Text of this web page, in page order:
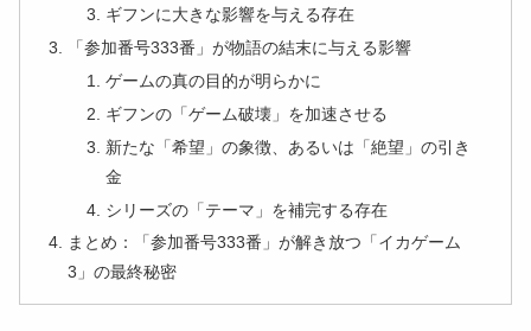
ギフンに大きな影響を与える存在
「参加番号333番」が物語の結末に与える影響
ゲームの真の目的が明らかに
ギフンの「ゲーム破壊」を加速させる
新たな「希望」の象徴、あるいは「絶望」の引き
金
シリーズの「テーマ」を補完する存在
まとめ：「参加番号333番」が解き放つ「イカゲーム
3」の最終秘密